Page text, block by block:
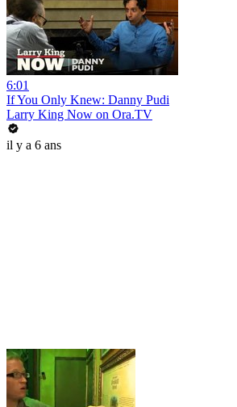
6:01
If You Only Knew: Danny Pudi
Larry King Now on Ora.TV
il y a 6 ans